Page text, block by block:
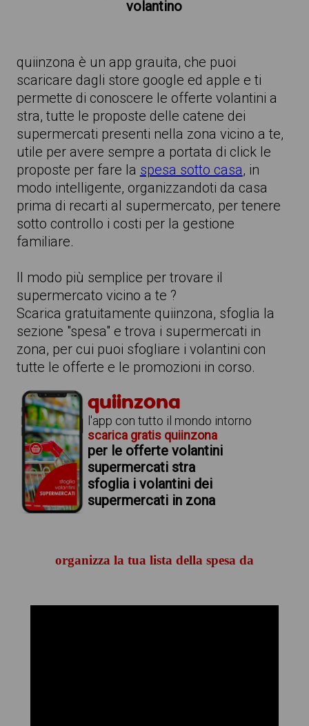
volantino
quiinzona è un app grauita, che puoi
scaricare dagli store google ed apple e ti
permette di conoscere le offerte volantini a
stra, tutte le proposte delle catene dei
supermercati presenti nella zona vicino a te,
utile per avere sempre a portata di click le
proposte per fare la spesa sotto casa, in
modo intelligente, organizzandoti da casa
prima di recarti al supermercato, per tenere
sotto controllo i costi per la gestione
familiare.
Il modo più semplice per trovare il
supermercato vicino a te ?
Scarica gratuitamente quiinzona, sfoglia la
sezione "spesa" e trova i supermercati in
zona, per cui puoi sfogliare i volantini con
tutte le offerte e le promozioni in corso.
quiinzona
l'app con tutto il mondo intorno
scarica gratis quiinzona
per le offerte volantini
supermercati stra
sfoglia i volantini dei
supermercati in zona
organizza la tua lista della spesa da